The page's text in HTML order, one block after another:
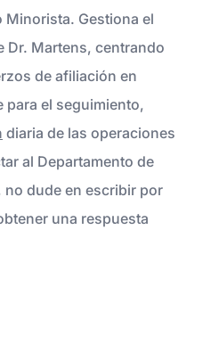
Minorista. Gestiona el
Dr. Martens, centrando
de afiliación en
para el seguimiento,
diaria de las operaciones
al Departamento de
no dude en escribir por
una respuesta